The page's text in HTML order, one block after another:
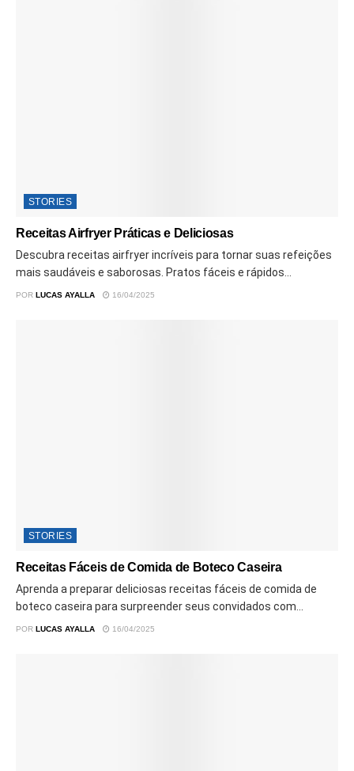
STORIES
Receitas Airfryer Práticas e Deliciosas
Descubra receitas airfryer incríveis para tornar suas refeições
mais saudáveis e saborosas. Pratos fáceis e rápidos...
POR LUCAS AYALLA 16/04/2025
STORIES
Receitas Fáceis de Comida de Boteco Caseira
Aprenda a preparar deliciosas receitas fáceis de comida de
boteco caseira para surpreender seus convidados com...
POR LUCAS AYALLA 16/04/2025